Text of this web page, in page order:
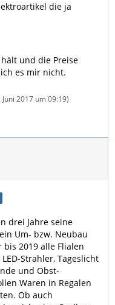
die ja
und die Preise
es mir nicht.
Juni 2017 um 09:19)
drei Jahre seine
Um- bzw. Neubau
2019 alle Flialen
Strahler, Tageslicht
und Obst-
Waren in Regalen
Ob auch